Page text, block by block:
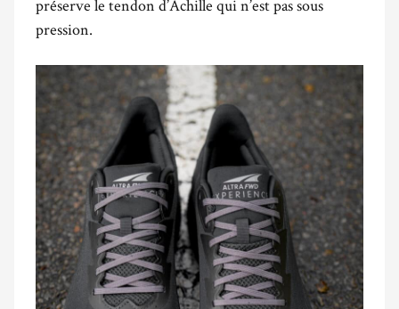
préserve le tendon d’Achille qui n’est pas sous
pression.